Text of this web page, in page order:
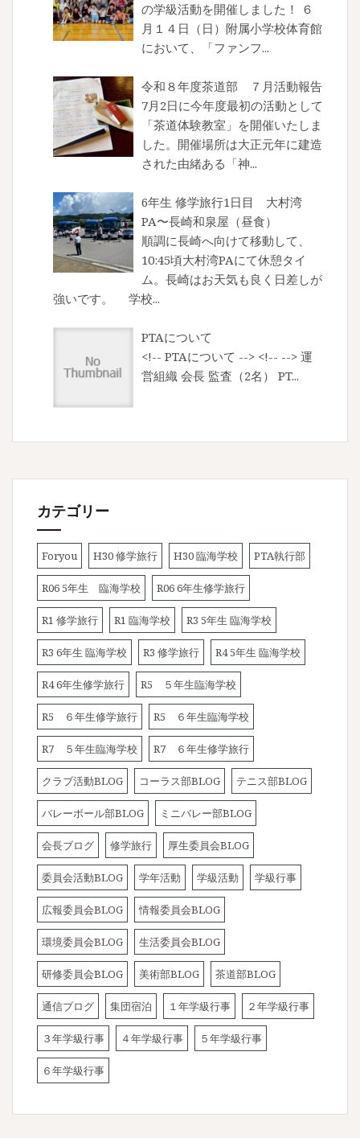
の学級活動を開催しました！ ６
月１４日（日）附属小学校体育館
において、「ファンフ...
令和８年度茶道部 ７月活動報告
7月2日に今年度最初の活動として
「茶道体験教室」を開催いたしま
した。開催場所は大正元年に建造
された由緒ある「神...
6年生 修学旅行1日目 大村湾
PA〜長崎和泉屋（昼食）
順調に長崎へ向けて移動して、
10:45頃大村湾PAにて休憩タイ
ム。長崎はお天気も良く日差しが
強いです。 学校...
PTAについて
<!-- PTAについて --> <!-- --> 運
営組織 会長 監査（2名） PT...
カテゴリー
Foryou H30 修学旅行 H30 臨海学校 PTA執行部
R06 5年生 臨海学校 R06 6年生修学旅行
R1 修学旅行 R1 臨海学校 R3 5年生 臨海学校
R3 6年生 臨海学校 R3 修学旅行 R4 5年生 臨海学校
R4 6年生修学旅行 R5 ５年生臨海学校
R5 ６年生修学旅行 R5 ６年生臨海学校
R7 ５年生臨海学校 R7 ６年生修学旅行
クラブ活動BLOG コーラス部BLOG テニス部BLOG
バレーボール部BLOG ミニバレー部BLOG
会長ブログ 修学旅行 厚生委員会BLOG
委員会活動BLOG 学年活動 学級活動 学級行事
広報委員会BLOG 情報委員会BLOG
環境委員会BLOG 生活委員会BLOG
研修委員会BLOG 美術部BLOG 茶道部BLOG
通信ブログ 集団宿泊 １年学級行事 ２年学級行事
３年学級行事 ４年学級行事 ５年学級行事
６年学級行事